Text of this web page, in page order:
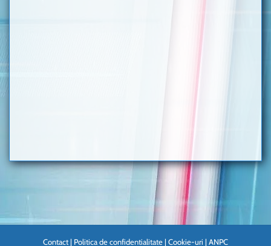
Contact | Politica de confidentialitate | Cookie-uri | ANPC